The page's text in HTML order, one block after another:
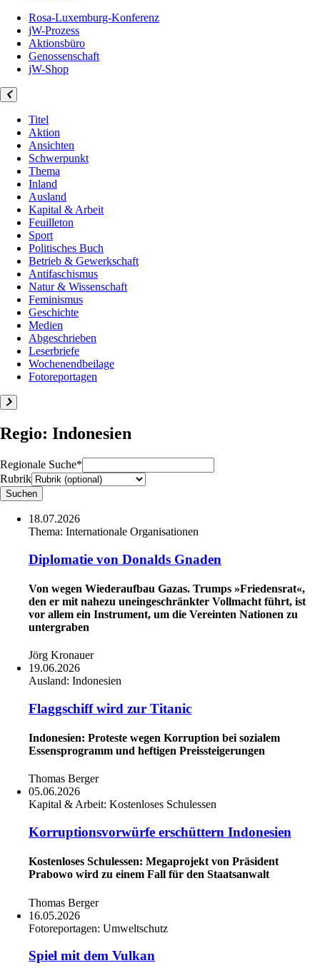
Rosa-Luxemburg-Konferenz
jW-Prozess
Aktionsbüro
Genossenschaft
jW-Shop
Titel
Aktion
Ansichten
Schwerpunkt
Thema
Inland
Ausland
Kapital & Arbeit
Feuilleton
Sport
Politisches Buch
Betrieb & Gewerkschaft
Antifaschismus
Natur & Wissenschaft
Feminismus
Geschichte
Medien
Abgeschrieben
Leserbriefe
Wochenendbeilage
Fotoreportagen
Regio: Indonesien
Regionale Suche*
Rubrik
18.07.2026
Thema: Internationale Organisationen
Diplomatie von Donalds Gnaden
Von wegen Wiederaufbau Gazas. Trumps »Friedensrat«,
den er mit nahezu uneingeschränkter Vollmacht führt, ist
vor allem ein Instrument, um die Vereinten Nationen zu
untergraben
Jörg Kronauer
19.06.2026
Ausland: Indonesien
Flaggschiff wird zur Titanic
Indonesien: Proteste wegen Korruption bei sozialem
Essensprogramm und heftigen Preissteigerungen
Thomas Berger
05.06.2026
Kapital & Arbeit: Kostenloses Schulessen
Korruptionsvorwürfe erschüttern Indonesien
Kostenloses Schulessen: Megaprojekt von Präsident
Prabowo wird zu einem Fall für den Staatsanwalt
Thomas Berger
16.05.2026
Fotoreportagen: Umweltschutz
Spiel mit dem Vulkan